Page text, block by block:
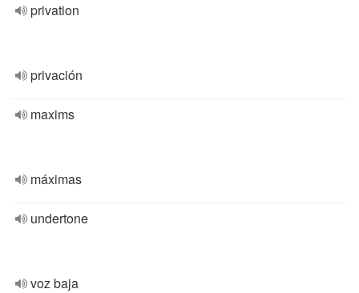
privation
privación
maxims
máximas
undertone
voz baja